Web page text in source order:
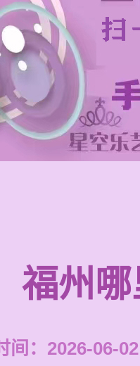
福州
间：2026-06-